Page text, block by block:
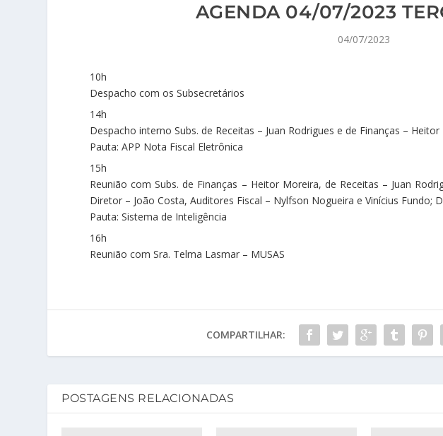
AGENDA 04/07/2023
04/07/2023
10h
Despacho com os Subsecretários
14h
Despacho interno Subs. de Receitas – Juan Rodrigues e de Finanças –
Pauta: APP Nota Fiscal Eletrônica
15h
Reunião com Subs. de Finanças – Heitor Moreira, de Receitas – Juan
Diretor – João Costa, Auditores Fiscal – Nylfson Nogueira e Vinícius Fundo;
Pauta: Sistema de Inteligência
16h
Reunião com Sra. Telma Lasmar – MUSAS
COMPARTILHAR:
POSTAGENS RELACIONADAS